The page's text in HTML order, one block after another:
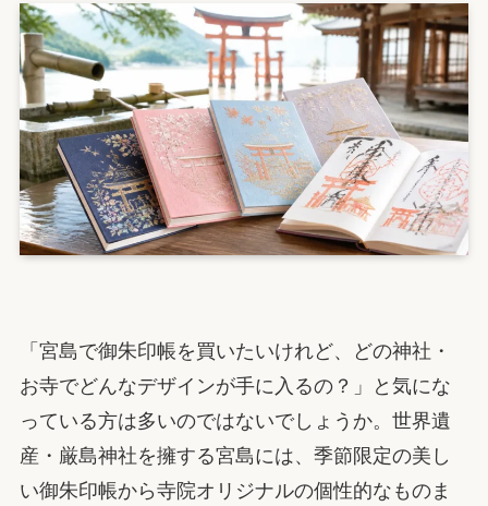
「宮島で御朱印帳を買いたいけれど、どの神社・
お寺でどんなデザインが手に入るの？」と気にな
っている方は多いのではないでしょうか。世界遺
産・厳島神社を擁する宮島には、季節限定の美し
い御朱印帳から寺院オリジナルの個性的なものま